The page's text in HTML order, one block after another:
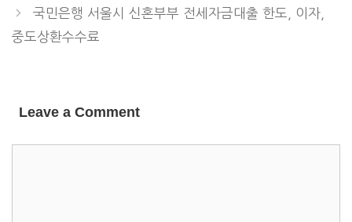
국민은행 서울시 신혼부부 전세자금대출 한도, 이자,
중도상환수수료
Leave a Comment